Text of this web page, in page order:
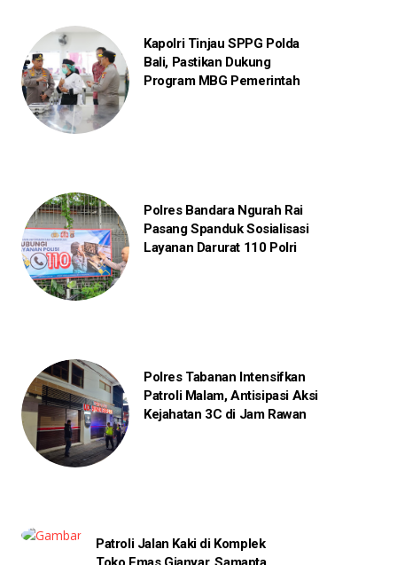
Kapolri Tinjau SPPG Polda
Bali, Pastikan Dukung
Program MBG Pemerintah
Polres Bandara Ngurah Rai
Pasang Spanduk Sosialisasi
Layanan Darurat 110 Polri
Polres Tabanan Intensifkan
Patroli Malam, Antisipasi Aksi
Kejahatan 3C di Jam Rawan
Patroli Jalan Kaki di Komplek